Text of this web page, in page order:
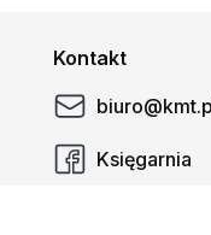
Kontakt
Księgarnia